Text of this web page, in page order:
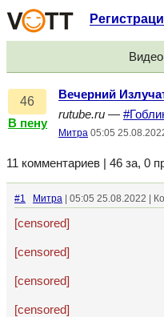
46
В пену
Вечерний
rutube.ru —
Митра 05:05
11 комментариев | 46 за, 0
#1 Митра | 05:05 25.08.2022 |
[censored]
[censored]
[censored]
[censored]